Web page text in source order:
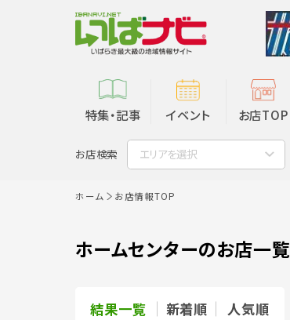
特集・記事 イベント お店TOP
お店検索 エリアを選択
ホーム お店情報TOP
ホームセンターのお店一覧
結果一覧 新着順 人気順